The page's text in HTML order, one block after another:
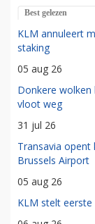
Best gelezen
KLM annuleert
staking
05 aug 26
Donkere wolken
vloot weg
31 jul 26
Transavia
Brussels Airport
05 aug 26
KLM stelt